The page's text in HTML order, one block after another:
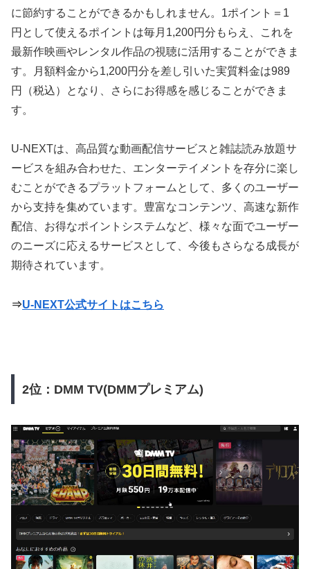
に節約することができるかもしれません。1ポイント＝1
円として使えるポイントは毎月1,200円分もらえ、これを
最新作映画やレンタル作品の視聴に活用することができま
す。月額料金から1,200円分を差し引いた実質料金は989
円（税込）となり、さらにお得感を感じることができま
す。
U-NEXTは、高品質な動画配信サービスと雑誌読み放題サ
ービスを組み合わせた、エンターテイメントを存分に楽し
むことができるプラットフォームとして、多くのユーザー
から支持を集めています。豊富なコンテンツ、高速な新作
配信、お得なポイントシステムなど、様々な面でユーザー
のニーズに応えるサービスとして、今後もさらなる成長が
期待されています。
⇒U-NEXT公式サイトはこちら
2位：DMM TV(DMMプレミアム)